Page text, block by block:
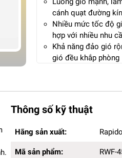
cánh quạt đường
Nhiều mức tốc độ
hợp với nhiều nhu
Khả năng đảo gió
gió đều khắp phòng
Có thể điều chỉnh
theo vị trí sử dụng
Bảo hành 12 tháng
Hãng sản xuất:Rapido
Mã sản phẩm:
RWF-45PGM-1
Kích thước (DxRxC):
42 x 40 x
Thông số kỹ thuật
Hãng sản xuất: Rapido
Mã sản phẩm: RWF-